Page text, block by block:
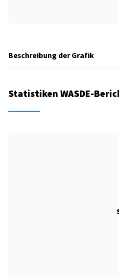
Beschreibung der Grafik
Statistiken WASDE-